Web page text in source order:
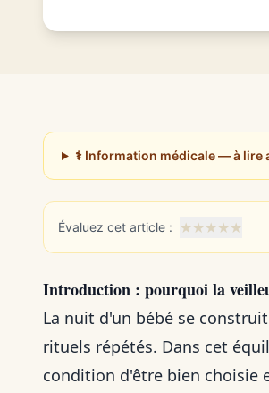
⚕️ Information médicale — à lire
Évaluez cet article : ★★★★★
Introduction : pourquoi la
La nuit d'un bébé se
rituels répétés. Dans cet
condition d'être bien choisie